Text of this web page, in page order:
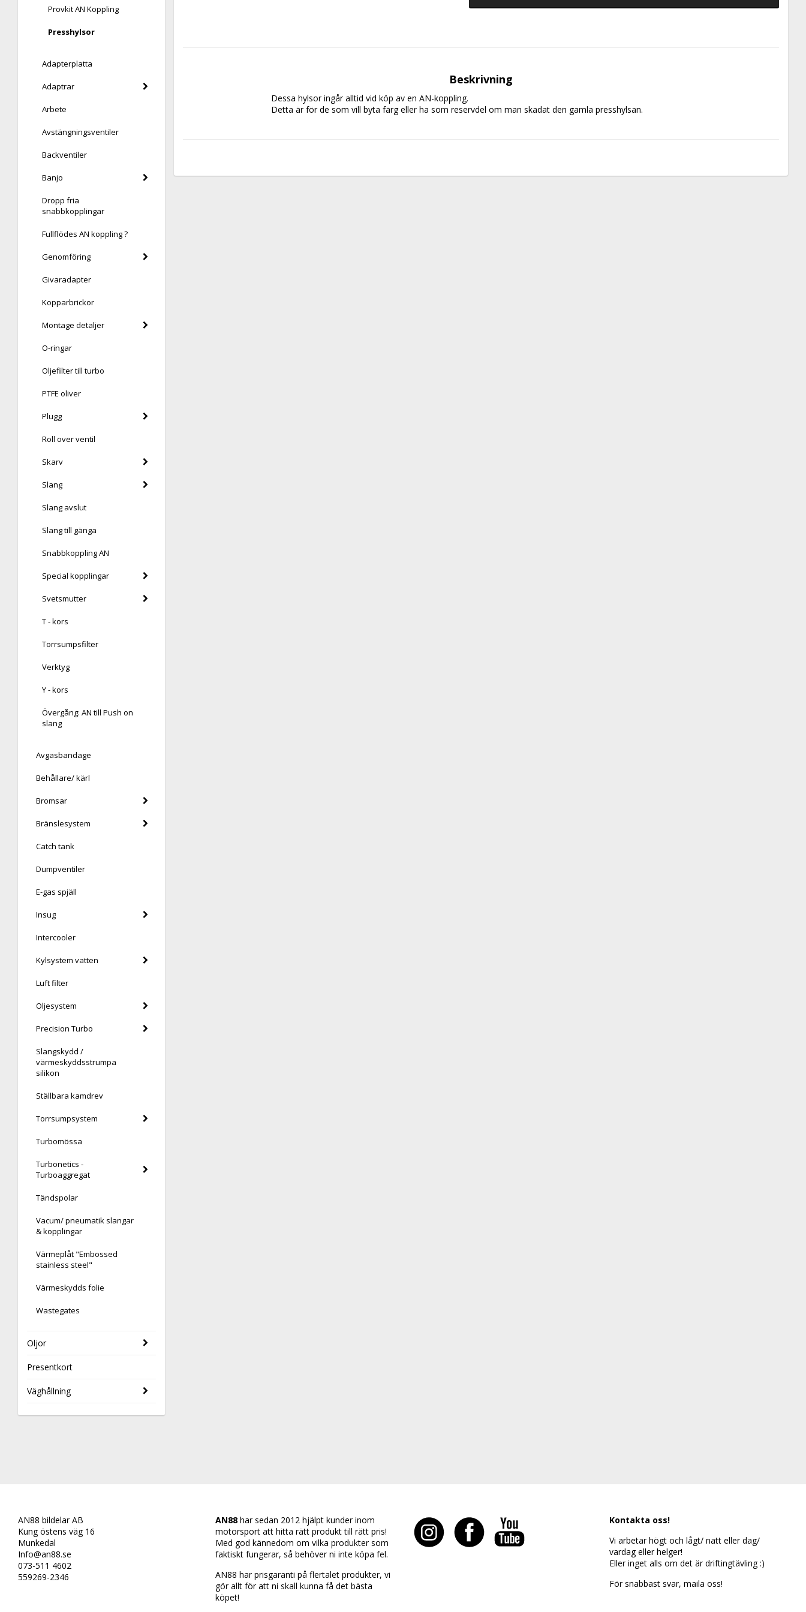
Provkit AN Koppling
Presshylsor
Adapterplatta
Adaptrar
Arbete
Avstängningsventiler
Backventiler
Banjo
Dropp fria
snabbkopplingar
Fullflödes AN koppling ?
Genomföring
Givaradapter
Kopparbrickor
Montage detaljer
O-ringar
Oljefilter till turbo
PTFE oliver
Plugg
Roll over ventil
Skarv
Slang
Slang avslut
Slang till gänga
Snabbkoppling AN
Special kopplingar
Svetsmutter
T - kors
Torrsumpsfilter
Verktyg
Y - kors
Övergång: AN till Push on
slang
Avgasbandage
Behållare/ kärl
Bromsar
Bränslesystem
Catch tank
Dumpventiler
E-gas spjäll
Insug
Intercooler
Kylsystem vatten
Luft filter
Oljesystem
Precision Turbo
Slangskydd /
värmeskyddsstrumpa
silikon
Ställbara kamdrev
Torrsumpsystem
Turbomössa
Turbonetics -
Turboaggregat
Tändspolar
Vacum/ pneumatik slangar
& kopplingar
Värmeplåt "Embossed
stainless steel"
Värmeskydds folie
Wastegates
Oljor
Presentkort
Väghållning
Beskrivning
Dessa hylsor ingår alltid vid köp av en AN-koppling.
Detta är för de som vill byta färg eller ha som reservdel om man skadat den gamla presshylsan.
AN88 bildelar AB
Kung östens väg 16
Munkedal
Info@an88.se
073-511 4602
559269-2346
AN88har sedan 2012 hjälpt kunder inom
motorsport att hitta rätt produkt till rätt pris!
Med god kännedom om vilka produkter som
faktiskt fungerar, så behöver ni inte köpa fel.
AN88 har prisgaranti på flertalet produkter, vi
gör allt för att ni skall kunna få det bästa
köpet!
Kontakta oss!
Vi arbetar högt och lågt/ natt eller dag/
vardag eller helger!
Eller inget alls om det är driftingtävling :)
För snabbast svar, maila oss!